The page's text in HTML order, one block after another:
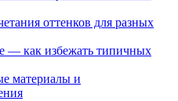
оттенков для разных
— как избежать типичных
материалы и